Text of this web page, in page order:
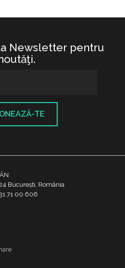
Newsletter pentru
TE
București, România
71 00 606